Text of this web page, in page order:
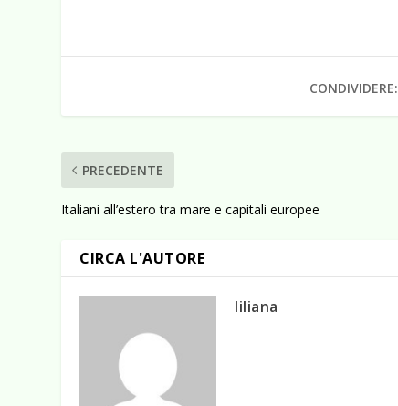
CONDIVIDERE:
PRECEDENTE
Italiani all’estero tra mare e capitali europee
CIRCA L'AUTORE
liliana